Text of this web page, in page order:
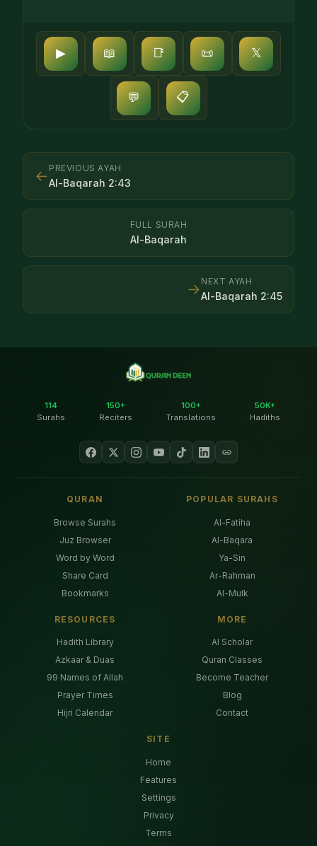
▶ 📖 📑 📜 𝕏
💬 📋
← PREVIOUS AYAH
Al-Baqarah 2:43
FULL SURAH
Al-Baqarah
NEXT AYAH
Al-Baqarah 2:45
→
114
Surahs
150+
Reciters
100+
Translations
50K+
Hadiths
QURAN
Browse Surahs
Juz Browser
Word by Word
Share Card
Bookmarks
POPULAR SURAHS
Al-Fatiha
Al-Baqara
Ya-Sin
Ar-Rahman
Al-Mulk
RESOURCES
Hadith Library
Azkaar & Duas
99 Names of Allah
Prayer Times
Hijri Calendar
MORE
AI Scholar
Quran Classes
Become Teacher
Blog
Contact
SITE
Home
Features
Settings
Privacy
Terms